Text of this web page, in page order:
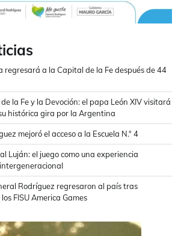
regresará a la Capital de la Fe después de 44
la Fe y la Devoción: el papa León XIV visitará
histórica gira por la Argentina
mejoró el acceso a la Escuela N.° 4
Luján: el juego como una experiencia
Rodríguez regresaron al país tras
FISU America Games